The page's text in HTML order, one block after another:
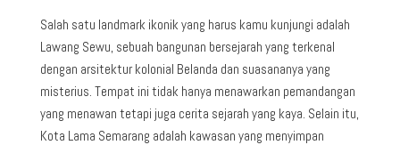
Salah satu landmark ikonik yang harus kamu kunjungi adalah
Lawang Sewu, sebuah bangunan bersejarah yang terkenal
dengan arsitektur kolonial Belanda dan suasananya yang
misterius. Tempat ini tidak hanya menawarkan pemandangan
yang menawan tetapi juga cerita sejarah yang kaya. Selain itu,
Kota Lama Semarang adalah kawasan yang menyimpan